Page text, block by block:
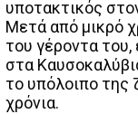
υποτακτικός
Μετά από μικρό
του γέροντα
στα
το υπόλοιπο της
χρόνια.